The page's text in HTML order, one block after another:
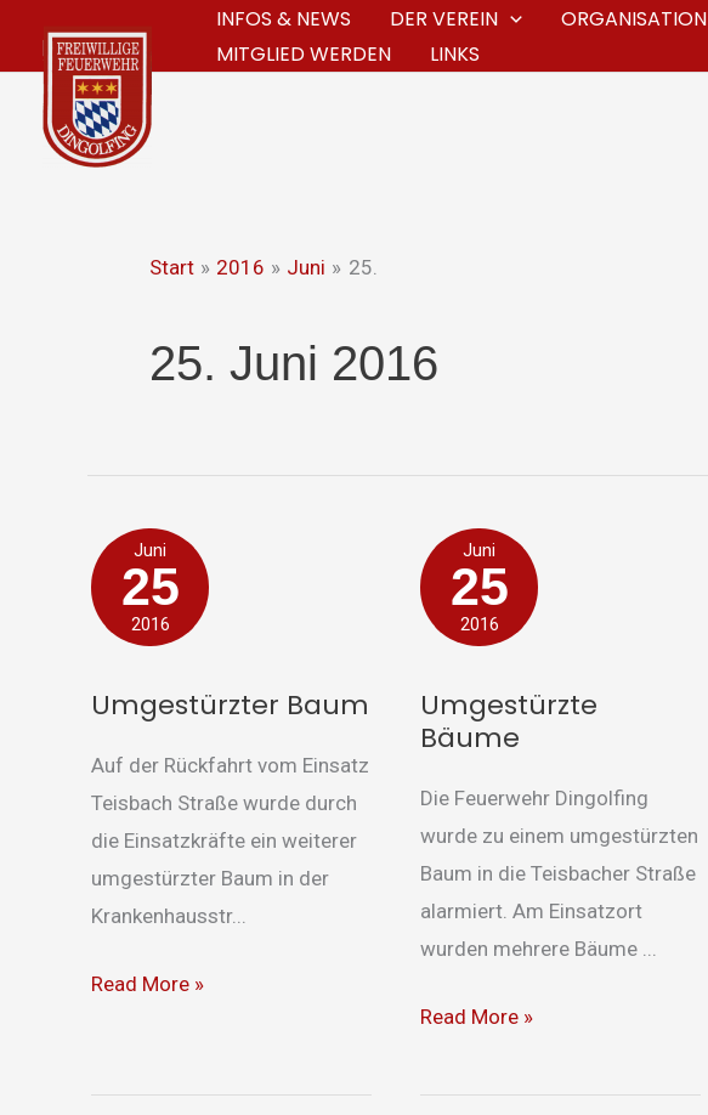
Inhalt
springen
INFOS & NEWS DER VEREIN ORGANISATION
MITGLIED WERDEN
LINKS
Start 2016 Juni 25.
25. Juni 2016
Juni
25
2016
Umgestürzter Baum
Auf der Rückfahrt vom Einsatz
Teisbach Straße wurde durch
die Einsatzkräfte ein weiterer
umgestürzter Baum in der
Krankenhausstr...
Umgestürzter
Baum
Read More »
Juni
25
2016
Umgestürzte
Bäume
Die Feuerwehr Dingolfing
wurde zu einem umgestürzten
Baum in die Teisbacher Straße
alarmiert. Am Einsatzort
wurden mehrere Bäume ...
Umgestürzte
Bäume
Read More »